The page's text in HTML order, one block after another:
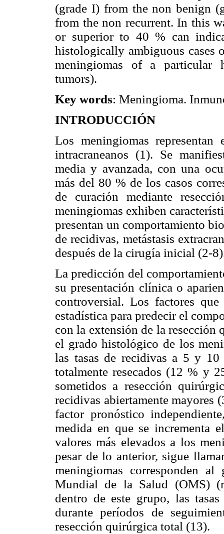
(grade I) from the non benign
from the non recurrent. In this
or superior to 40 % can
histologically ambiguous cases
meningiomas of a particular
tumors).
Key words: Meningioma.
INTRODUCCIÓN
Los meningiomas
intracraneanos (1). Se
media y avanzada, con una
más del 80 % de los casos
de curación mediante
meningiomas exhiben
presentan un comportamiento
de recidivas, metástasis
después de la cirugía inicial (2-
La predicción del
su presentación clínica o
controversial. Los factores
estadística para predecir el
con la extensión de la
el grado histológico de los
las tasas de recidivas a 5 y 10
totalmente resecados (12 % y
sometidos a resección
recidivas abiertamente mayores
factor pronóstico
medida en que se incrementa
valores más elevados a los
pesar de lo anterior, sigue
meningiomas corresponden
Mundial de la Salud (OMS)
dentro de este grupo, las
durante períodos de
resección quirúrgica total (13).